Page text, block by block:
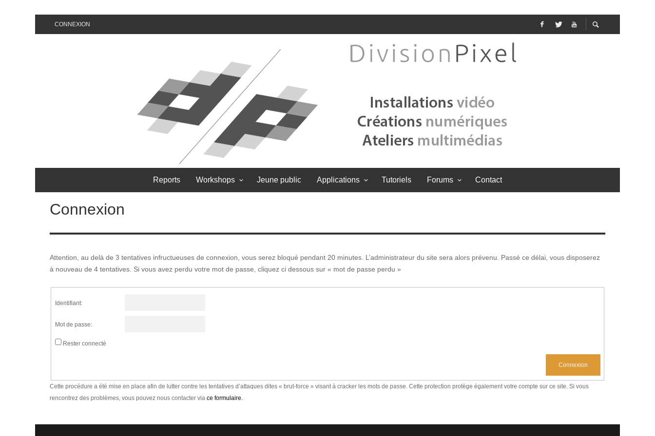
CONNEXION
Reports Workshops Jeune public Applications Tutoriels Forums Contact
Connexion
Attention, au delà de 3 tentatives infructueuses de connexion, vous serez bloqué pendant 20 minutes. L’administrateur du site sera alors prévenu. Passé ce délai, vous disposerez
à nouveau de 4 tentatives. Si vous avez perdu votre mot de passe, cliquez ci dessous sur « mot de passe perdu »
Identifiant:
Mot de passe:
Rester connecté
Connexion
Cette procédure a été mise en place afin de lutter contre les tentatives d’attaques dites « brut-force » visant à cracker les mots de passe. Cette protection protège également votre compte sur ce site. Si vous
rencontrez des problèmes, vous pouvez nous contacter via ce formulaire.